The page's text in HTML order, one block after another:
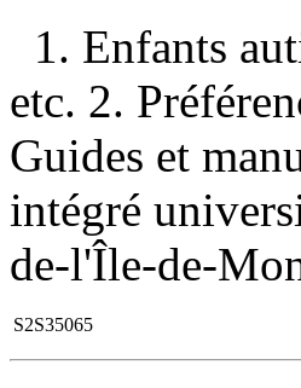
1. Enfants
etc. 2.
Guides et
intégré
de-l'Île-de-
S2S35065